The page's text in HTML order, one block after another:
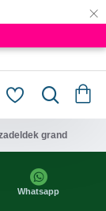
×
grand
Whatsapp